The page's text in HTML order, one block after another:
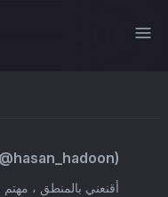
hasan_hadoon)
أقنعني بالمنطق ،